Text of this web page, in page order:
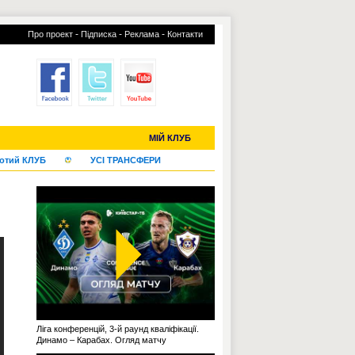
Про проект - Підписка - Реклама - Контакти
МІЙ КЛУБ
КЛУБ УСІ ТРАНСФЕРИ
Ліга конференцій, 3-й раунд кваліфікації.
Динамо – Карабах. Огляд матчу